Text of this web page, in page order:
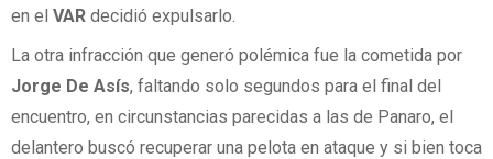
en el VAR decidió expulsarlo.
La otra infracción que generó polémica fue la cometida por
Jorge De Asís, faltando solo segundos para el final del
encuentro, en circunstancias parecidas a las de Panaro, el
delantero buscó recuperar una pelota en ataque y si bien toca